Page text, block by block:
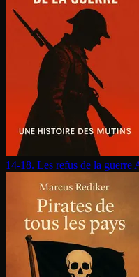
14-18. Les refus de la guerre